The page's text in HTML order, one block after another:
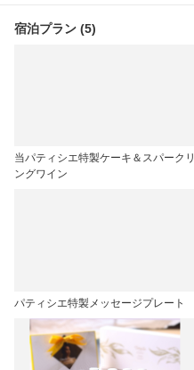
宿泊プラン (5)
当パティシエ特製ケーキ＆スパークリ
ングワイン
パティシエ特製メッセージプレート